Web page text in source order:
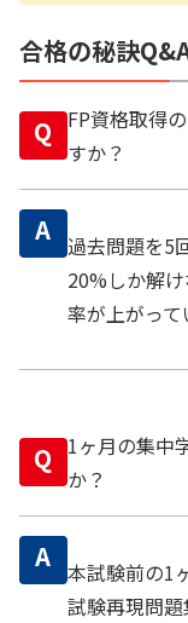
合格の秘訣
Q
FP資格取得
すか？
A 過去問題を5
20%しか解
率が上がって
Q
1ヶ月の集中
か？
A 本試験前の1
試験再現問